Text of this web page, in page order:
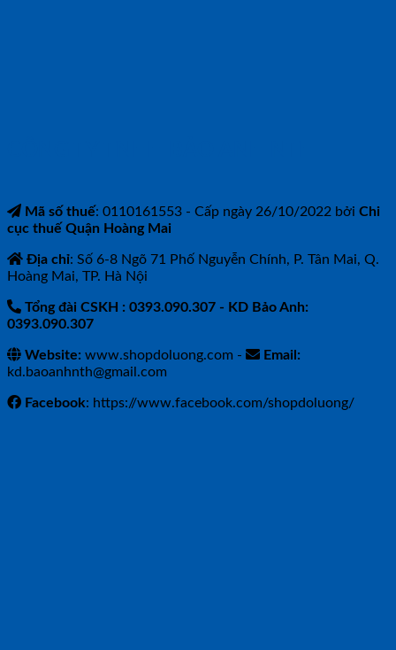
Mã số thuế: 0110161553 - Cấp ngày 26/10/2022 bởi Chi
cục thuế Quận Hoàng Mai
Địa chỉ: Số 6-8 Ngõ 71 Phố Nguyễn Chính, P. Tân Mai, Q.
Hoàng Mai, TP. Hà Nội
Tổng đài CSKH : 0393.090.307 - KD Bảo Anh:
0393.090.307
Website: www.shopdoluong.com -
Email:
kd.baoanhnth@gmail.com
Facebook: https://www.facebook.com/shopdoluong/